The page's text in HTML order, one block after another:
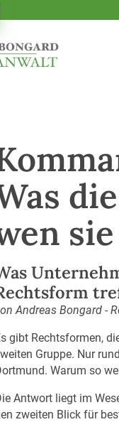
Andreas Bongard -
gibt Rechtsformen,
Gruppe. Nur
Warum so
Antwort liegt im
zweiten Blick für